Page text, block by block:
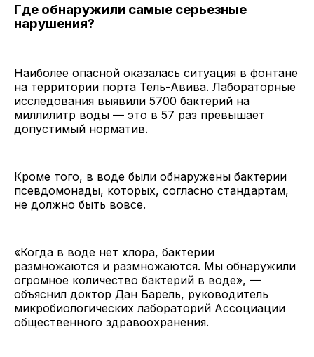
Где обнаружили самые серьезные
нарушения?
Наиболее опасной оказалась ситуация в фонтане
на территории порта Тель-Авива. Лабораторные
исследования выявили 5700 бактерий на
миллилитр воды — это в 57 раз превышает
допустимый норматив.
Кроме того, в воде были обнаружены бактерии
псевдомонады, которых, согласно стандартам,
не должно быть вовсе.
«Когда в воде нет хлора, бактерии
размножаются и размножаются. Мы обнаружили
огромное количество бактерий в воде», —
объяснил доктор Дан Барель, руководитель
микробиологических лабораторий Ассоциации
общественного здравоохранения.